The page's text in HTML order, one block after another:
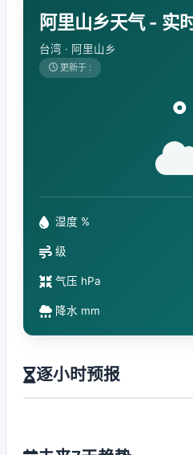
阿里山乡天气 - 实
台湾 · 阿里山乡
更新于 :
°
湿度 %
级
气压 hPa
降水 mm
逐小时预报